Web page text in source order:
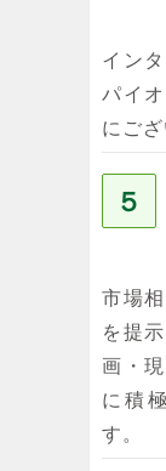
イン
パイ
にござ
５
市場
を提
画・
に積
す。